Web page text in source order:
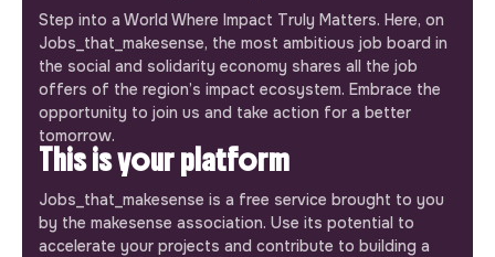
Step into a World Where Impact Truly Matters. Here, on
Jobs_that_makesense, the most ambitious job board in
the social and solidarity economy shares all the job
offers of the region’s impact ecosystem. Embrace the
opportunity to join us and take action for a better
tomorrow.
This is your platform
Jobs_that_makesense is a free service brought to you
by the makesense association. Use its potential to
accelerate your projects and contribute to building a